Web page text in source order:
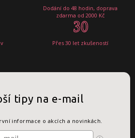
Dodání do 48 hodin, doprava
zdarma od 2000 Kč
Přes 30 let zkušeností
tipy na e-mail
informace o akcích a novinkách.